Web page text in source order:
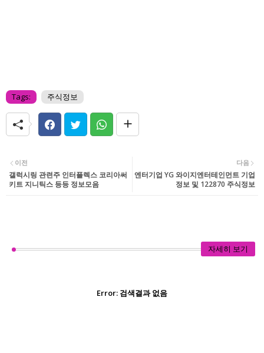
Tags: 주식정보
다음
엔터기업 YG 와이지엔터테인먼트 기업
정보 및 122870 주식정보
이전
갤럭시링 관련주 인터플렉스 코리아써
키트 지니틱스 등등 정보모음
자세히 보기
Error: 검색결과 없음